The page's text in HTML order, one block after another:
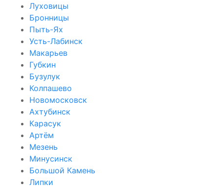
Луховицы
Бронницы
Пыть-Ях
Усть-Лабинск
Макарьев
Губкин
Бузулук
Колпашево
Новомосковск
Ахтубинск
Карасук
Артём
Мезень
Минусинск
Большой Камень
Липки